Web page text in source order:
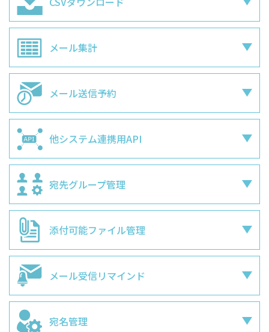
メール集計
メール送信予約
他システム連携用API
宛先グループ管理
添付可能ファイル管理
メール受信リマインド
宛名管理